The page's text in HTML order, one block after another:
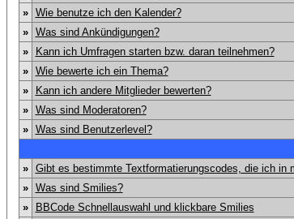
»
Wie benutze ich den Kalender?
»
Was sind Ankündigungen?
»
Kann ich Umfragen starten bzw. daran teilnehmen?
»
Wie bewerte ich ein Thema?
»
Kann ich andere Mitglieder bewerten?
»
Was sind Moderatoren?
»
Was sind Benutzerlevel?
»
Gibt es bestimmte Textformatierungscodes, die ich in
»
Was sind Smilies?
»
BBCode Schnellauswahl und klickbare Smilies